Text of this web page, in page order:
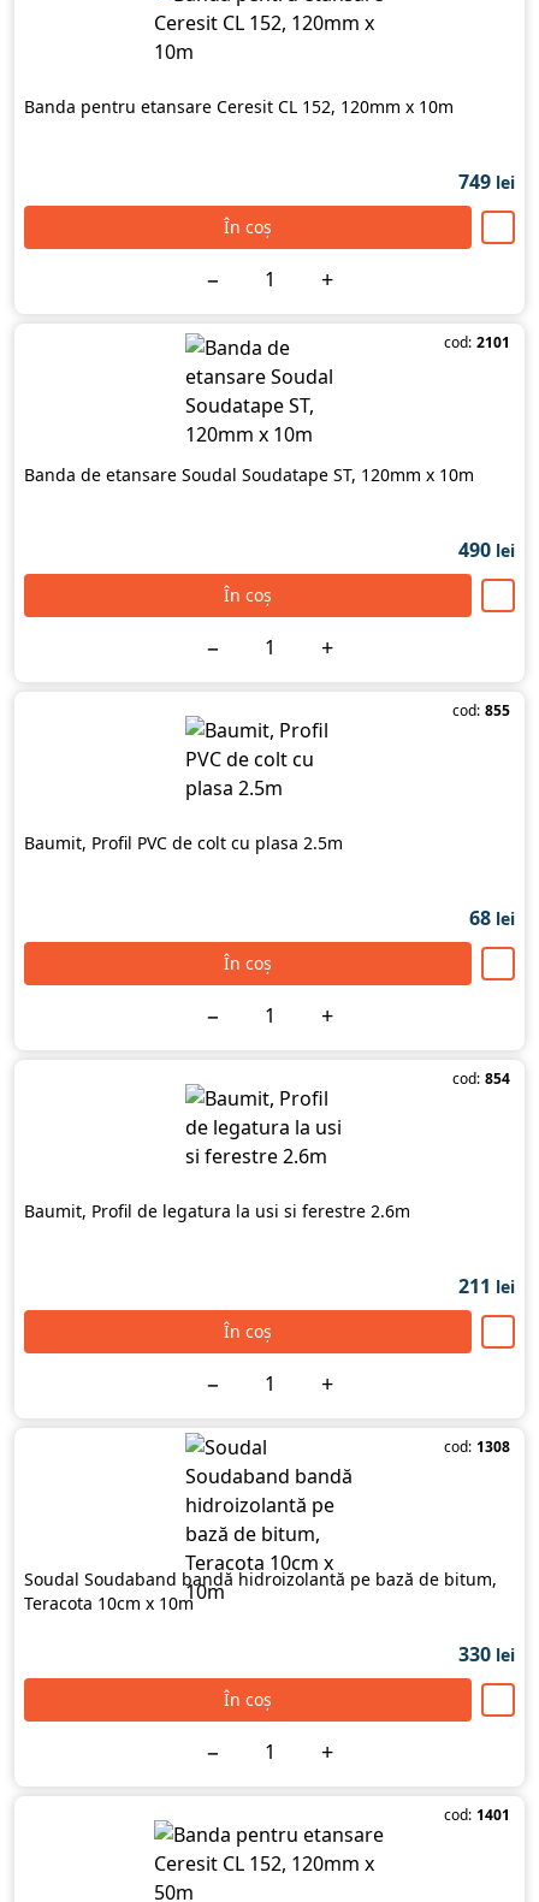
Banda pentru etansare Ceresit CL 152, 120mm x 10m
749 lei
În coș
− +
cod: 2101
Banda de etansare Soudal Soudatape ST, 120mm x 10m
490 lei
În coș
− +
cod: 855
Baumit, Profil PVC de colt cu plasa 2.5m
68 lei
În coș
− +
cod: 854
Baumit, Profil de legatura la usi si ferestre 2.6m
211 lei
În coș
− +
cod: 1308
Soudal Soudaband bandă hidroizolantă pe bază de bitum,
Teracota 10cm х 10m
330 lei
În coș
− +
cod: 1401